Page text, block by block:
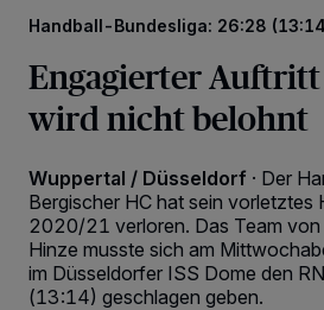
Handball-Bundesliga: 26:28
Engagierter Auftritt
wird nicht belohnt
Wuppertal / Düsseldorf · Der
Bergischer HC hat sein vorletztes
2020/21 verloren. Das Team von
Hinze musste sich am
im Düsseldorfer ISS Dome den
(13:14) geschlagen geben.